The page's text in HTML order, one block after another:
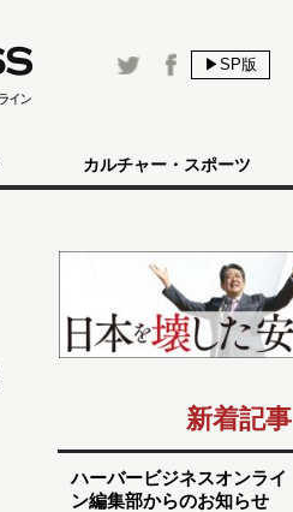
▶SP版
カルチャー・スポーツ
新着記事
ハーバービジネスオンライ
ン編集部からのお知らせ